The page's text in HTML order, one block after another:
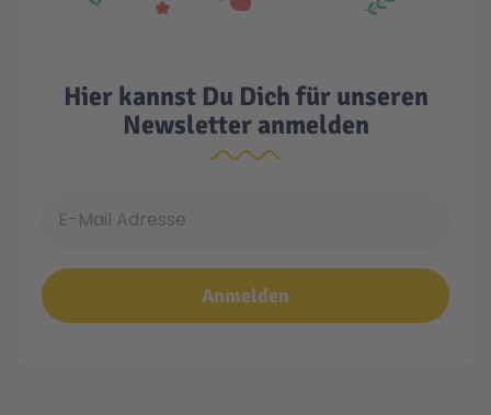
Hier kannst Du Dich für unseren
Newsletter anmelden
Anmelden